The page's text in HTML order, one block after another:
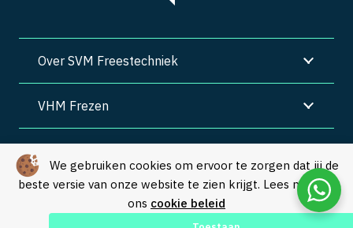
We gebruiken cookies om ervoor te zorgen dat jij de
beste versie van onze website te zien krijgt. Lees meer in
ons cookie beleid
Over SVM Freestechniek
VHM Frezen
Algemene voorwaarden | Privacy
© Copyright 2026 – SVM Freestechniek |
Webdesign by Yooker–